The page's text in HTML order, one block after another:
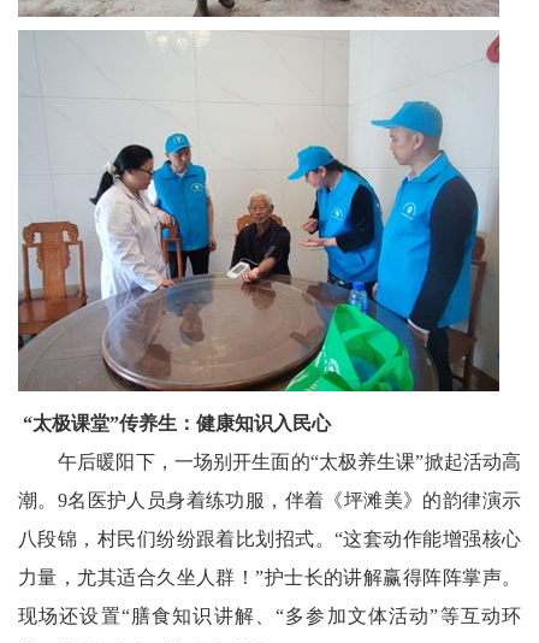
“太极课堂”传养生：健康知识入民心
午后暖阳下，一场别开生面的“太极养生课”掀起活动高
潮。9名医护人员身着练功服，伴着《坪滩美》的韵律演示
八段锦，村民们纷纷跟着比划招式。“这套动作能增强核心
力量，尤其适合久坐人群！”护士长的讲解赢得阵阵掌声。
现场还设置“膳食知识讲解、“多参加文体活动”等互动环